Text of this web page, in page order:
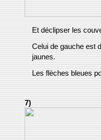
Et déclipser les
Celui de gauche est
jaunes.
Les flèches bleues
7)